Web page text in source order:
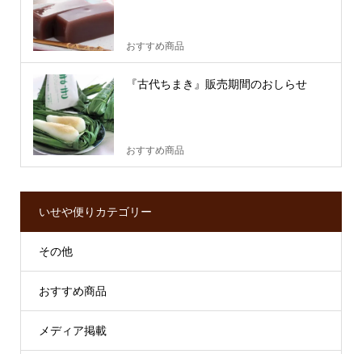
おすすめ商品
『古代ちまき』販売期間のおしらせ
おすすめ商品
いせや便りカテゴリー
その他
おすすめ商品
メディア掲載